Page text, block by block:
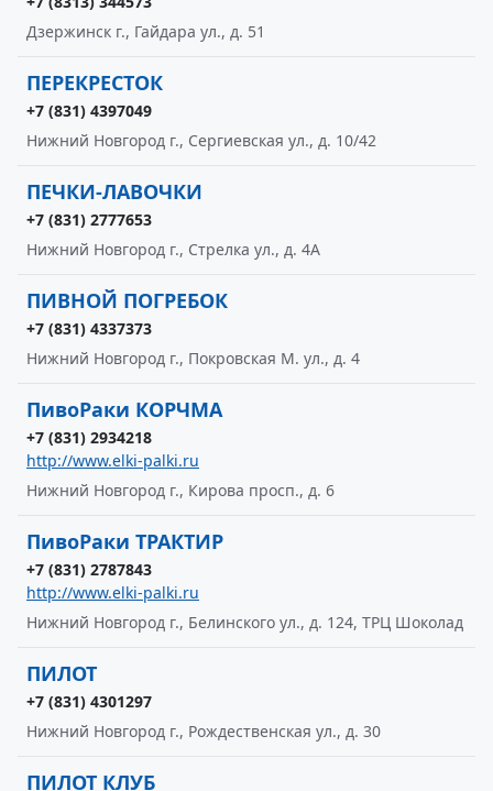
Дзержинск г., Гайдара ул., д. 51
ПЕРЕКРЕСТОК
+7 (831) 4397049
Нижний Новгород г., Сергиевская ул., д. 10/42
ПЕЧКИ-ЛАВОЧКИ
+7 (831) 2777653
Нижний Новгород г., Стрелка ул., д. 4А
ПИВНОЙ ПОГРЕБОК
+7 (831) 4337373
Нижний Новгород г., Покровская М. ул., д. 4
ПивоРаки КОРЧМА
+7 (831) 2934218
http://www.elki-palki.ru
Нижний Новгород г., Кирова просп., д. 6
ПивоРаки ТРАКТИР
+7 (831) 2787843
http://www.elki-palki.ru
Нижний Новгород г., Белинского ул., д. 124, ТРЦ Шоколад
ПИЛОТ
+7 (831) 4301297
Нижний Новгород г., Рождественская ул., д. 30
ПИЛОТ КЛУБ